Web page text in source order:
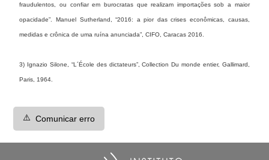
fraudulentos, ou confiar em burocratas que realizam importações sob a maior
opacidade”. Manuel Sutherland, “2016: a pior das crises econômicas, causas,
medidas e crônica de uma ruína anunciada”, CIFO, Caracas 2016.
3) Ignazio Silone, “L´École des dictateurs”, Collection Du monde entier, Gallimard,
Paris, 1964.
⚠️ Comunicar erro